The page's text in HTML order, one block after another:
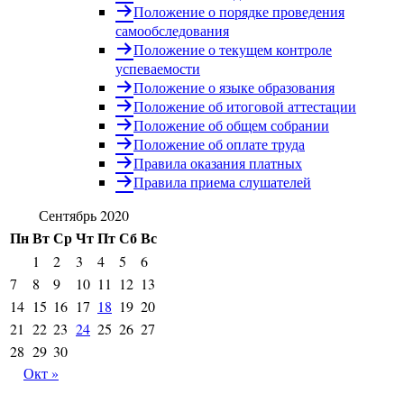
Положение о порядке проведения
самообследования
Положение о текущем контроле
успеваемости
Положение о языке образования
Положение об итоговой аттестации
Положение об общем собрании
Положение об оплате труда
Правила оказания платных
Правила приема слушателей
Сентябрь 2020
ПнВтСрЧтПтСбВс
1 2 3 4 5
6
7
8 9 10 11 12 13
14 15 16 17 18 19 20
21 22 23 24 25 26 27
28 29 30
Окт »